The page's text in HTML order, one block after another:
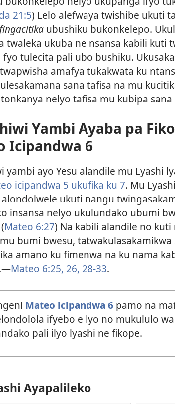
21:5) Lelo alefwaya twishibe ukuti
fingacitika ubushiku bukonkelepo.
twaleka ukuba ne nsansa kabili kuti
fyo tulecita pali ubo bushiku.
amafya tukakwata ku
sana tafisa na mu
nelyo tafisa mu kubipa
Yambi Ayaba pa
Icipandwa 6
yambi ayo Yesu alandile mu Lyashi
icipandwa 5 ukufika ku 7. Mu
ukuti nangu
insansa nelyo ukulundako ubumi
Mateo 6:27) Na kabili alandile no kuti
bumi bwesu, tatwakulasakamikwa
amano ku fimenwa na ku nama
Mateo 6:25, 26, 28-33.
Mateo icipandwa 6 pamo na
ifyebo e lyo no mukululo
pali ilyo lyashi ne fikope.
Ayapalileko